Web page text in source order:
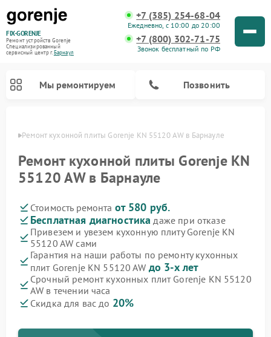
FIX-GORENJE
Ремонт устройств Gorenje
Специализированный
cервисный центр г.Барнаул
+7 (385) 254-68-04
Ежедневно, с 10:00 до 20:00
+7 (800) 302-71-75
Звонок бесплатный по РФ
Мы ремонтируем Позвонить
Ремонт кухонной плиты Gorenje KN 55120 AW в Барнауле
Ремонт кухонной плиты Gorenje KN
55120 AW в Барнауле
Стоимость ремонта от 580 руб.
Бесплатная диагностика даже при отказе
Привезем и увезем кухонную плиту Gorenje KN
55120 AW сами
Гарантия на наши работы по ремонту кухонных
плит Gorenje KN 55120 AW до 3-х лет
Срочный ремонт кухонных плит Gorenje KN 55120
AW в течении часа
Скидка для вас до 20%